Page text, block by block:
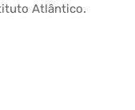
Atlântico.